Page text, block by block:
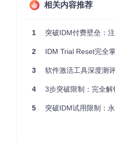
IDM启动 → 读取注册表时间
[正常流程] 计算剩余试用期
图书馆借阅系统：就像
相关内容推荐
1 突破IDM付费壁垒：
2 IDM Trial Reset完全
3 软件激活工具深度测
4 3步突破限制：完全
5 突破IDM试用限制：